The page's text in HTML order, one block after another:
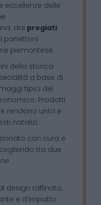
eccellenze delle
dai pregiati
panettoni
piemontese.
della storica
a base di
tipici del
Prodotti
rendono unici e
natalizi.
con cura e
tra due
design raffinato,
e d’impatto